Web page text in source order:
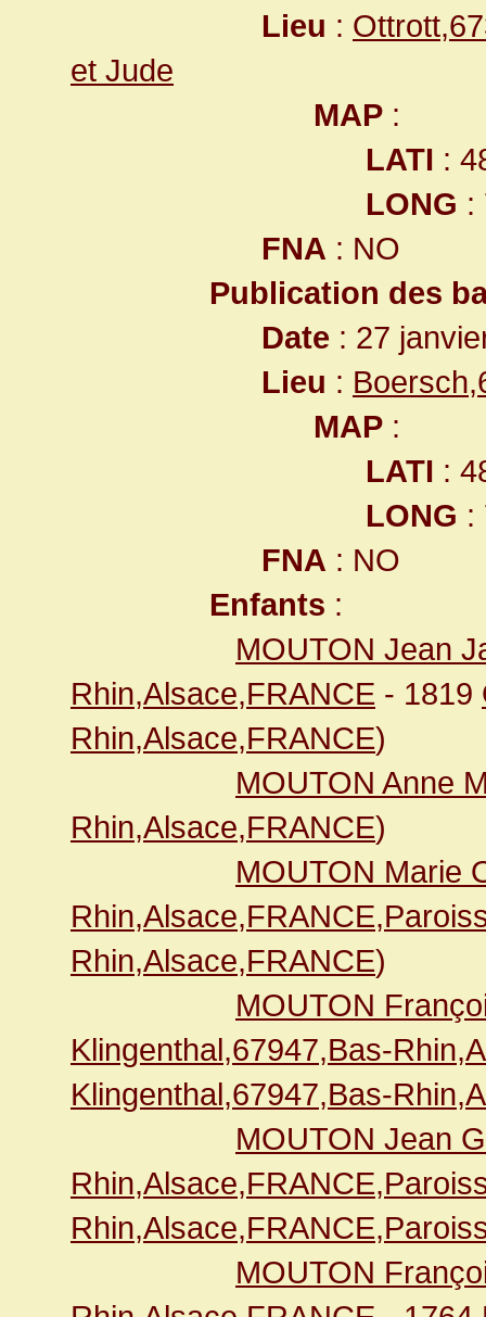
Lieu :
et Jude
MAP :
LATI :
LONG :
FNA : NO
Publication des
Date : 27
Lieu :
MAP :
LATI :
LONG :
FNA : NO
Enfants :
MOUTON Jean
Rhin,Alsace,FRANCE - 1819
Rhin,Alsace,FRANCE)
MOUTON Anne
Rhin,Alsace,FRANCE)
MOUTON Marie
Rhin,Alsace,FRANCE)
MOUTON
Klingenthal,67947,Bas-
Klingenthal,67947,Bas-
MOUTON Jean
MOUTON